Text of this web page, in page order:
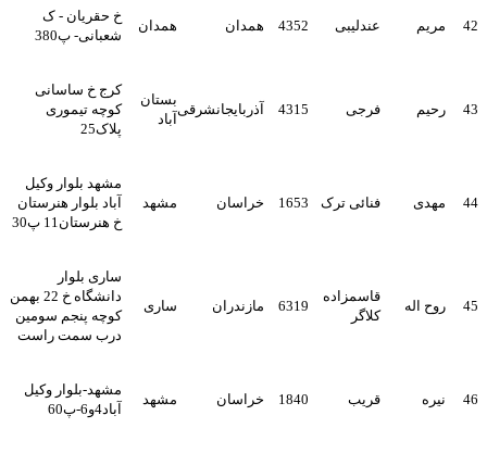
42 مریم عندلیبی 4352 همدان همدان
خ حقریان - ک
شعبانی- پ380
43 رحیم فرجی 4315 آذربایجانشرقی
بستان
آباد
کرج خ ساسانی
کوچه تیموری
پلاک25
44 مهدی فنائی ترک 1653 خراسان مشهد
مشهد بلوار وکیل
آباد بلوار هنرستان
خ هنرستان11 پ30
45 روح اله
قاسمزاده
کلاگر
6319 مازندران ساری
ساری بلوار
دانشگاه خ 22 بهمن
کوچه پنجم سومین
درب سمت راست
46 نیره قریب 1840 خراسان مشهد
مشهد-بلوار وکیل
آباد4و6-پ60